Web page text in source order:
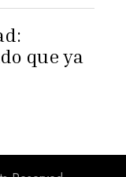
que ya